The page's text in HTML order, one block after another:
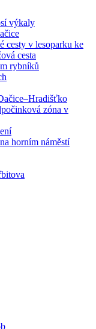
výkaly
cesty v lesoparku ke
cesta
rybníků
zóna v
horním náměstí